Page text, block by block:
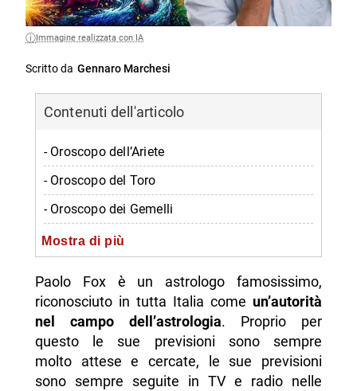
Immagine realizzata con IA
Scritto da Gennaro Marchesi
Contenuti dell'articolo
- Oroscopo dell’Ariete
- Oroscopo del Toro
- Oroscopo dei Gemelli
- Oroscopo del Cancro
- Oroscopo della Vergine
- Oroscopo della Bilancia
- Oroscopo dello Scorpione
- Oroscopo del Sagittario
Mostra di più
Paolo Fox è un astrologo famosissimo,
riconosciuto in tutta Italia come un’autorità
nel campo dell’astrologia. Proprio per
questo le sue previsioni sono sempre
molto attese e cercate, le sue previsioni
sono sempre seguite in TV e radio nelle